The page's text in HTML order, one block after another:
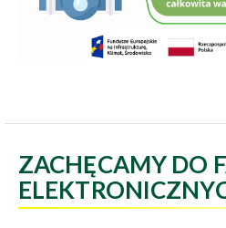
ZACHĘCAMY DO